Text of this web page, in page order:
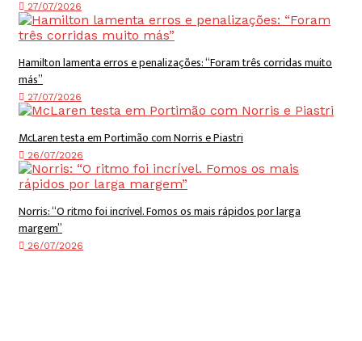
27/07/2026
Hamilton lamenta erros e penalizações: “Foram três corridas muito
más”
27/07/2026
McLaren testa em Portimão com Norris e Piastri
26/07/2026
Norris: “O ritmo foi incrível. Fomos os mais rápidos por larga
margem”
26/07/2026